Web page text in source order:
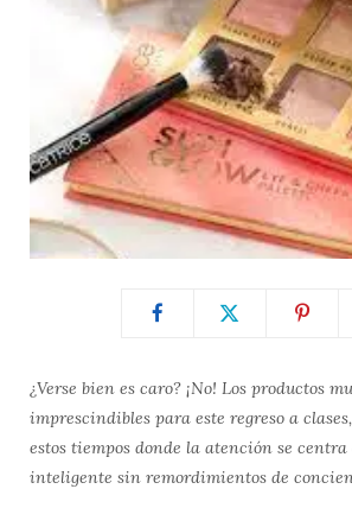
¿Verse bien es caro? ¡No! Los productos
imprescindibles para este regreso a
estos tiempos donde la atención se centra
inteligente sin remordimientos de